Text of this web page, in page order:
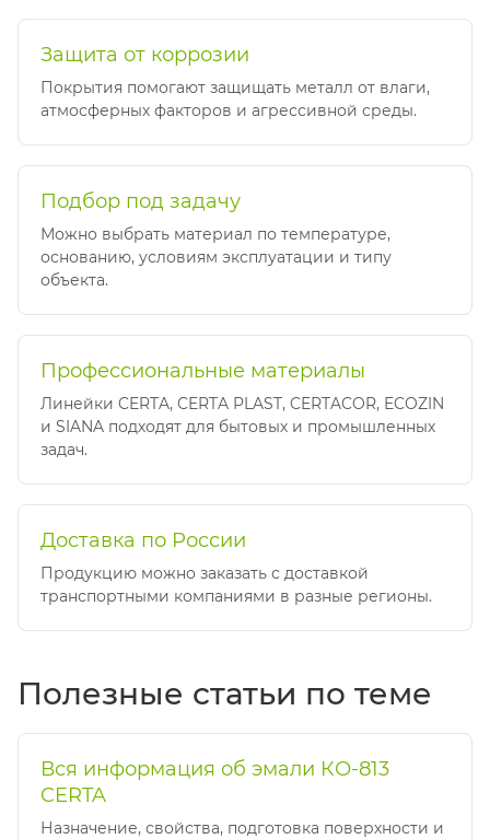
Защита от коррозии
Покрытия помогают защищать металл от влаги,
атмосферных факторов и агрессивной среды.
Подбор под задачу
Можно выбрать материал по температуре,
основанию, условиям эксплуатации и типу
объекта.
Профессиональные материалы
Линейки CERTA, CERTA PLAST, CERTACOR, ECOZIN
и SIANA подходят для бытовых и промышленных
задач.
Доставка по России
Продукцию можно заказать с доставкой
транспортными компаниями в разные регионы.
Полезные статьи по теме
Вся информация об эмали КО-813
CERTA
Назначение, свойства, подготовка поверхности и